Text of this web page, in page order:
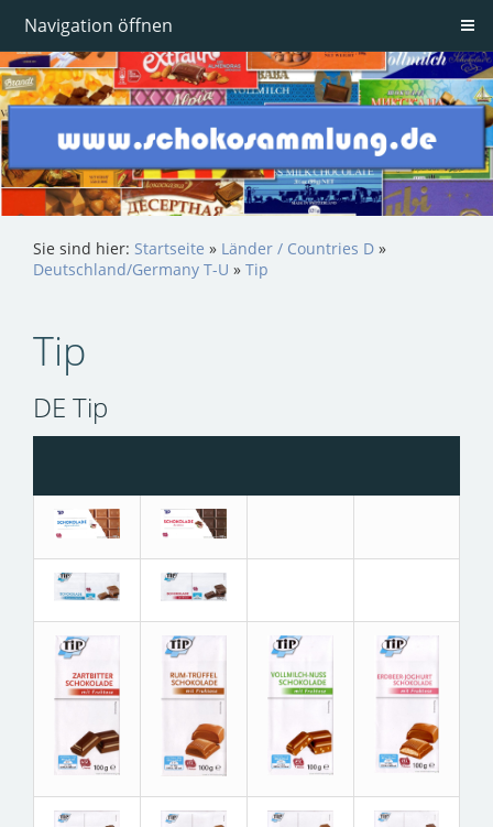
Navigation öffnen
Sie sind hier: Startseite » Länder / Countries D »
Deutschland/Germany T-U » Tip
Tip
DE Tip